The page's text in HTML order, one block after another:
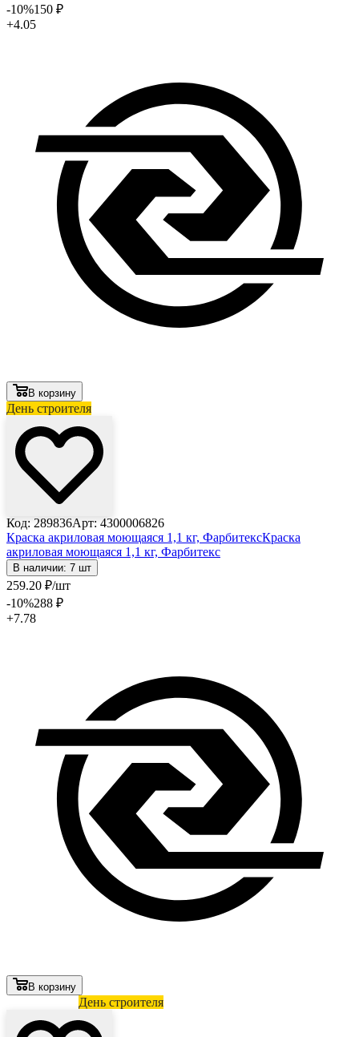
-10%150 ₽
+4.05
В корзину
День строителя
Код: 289836Арт: 4300006826
Краска акриловая моющаяся 1,1 кг, ФарбитексКраска
акриловая моющаяся 1,1 кг, Фарбитекс
В наличии: 7 шт
259.20 ₽/шт
-10%288 ₽
+7.78
В корзину
День строителя